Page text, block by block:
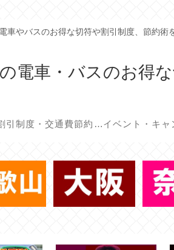
やバスのお得な切符や割引制度、節約術
電車・バスのお得
割引制度・交通費節約術